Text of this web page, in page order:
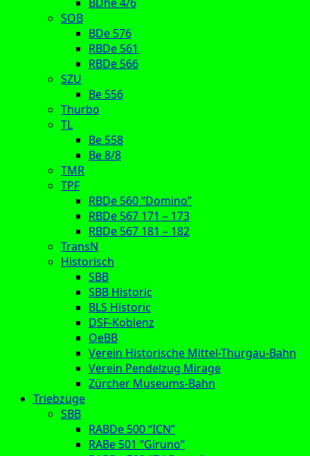
SOB
BDe 576
RBDe 561
RBDe 566
SZU
Be 556
Thurbo
TL
Be 558
Be 8/8
TMR
TPF
RBDe 560 “Domino”
RBDe 567 171 – 173
RBDe 567 181 – 182
TransN
Historisch
SBB
SBB Historic
BLS Historic
DSF-Koblenz
OeBB
Verein Historische Mittel-Thurgau-Bahn
Verein Pendelzug Mirage
Zürcher Museums-Bahn
Triebzüge
SBB
RABDe 500 “ICN”
RABe 501 “Giruno”